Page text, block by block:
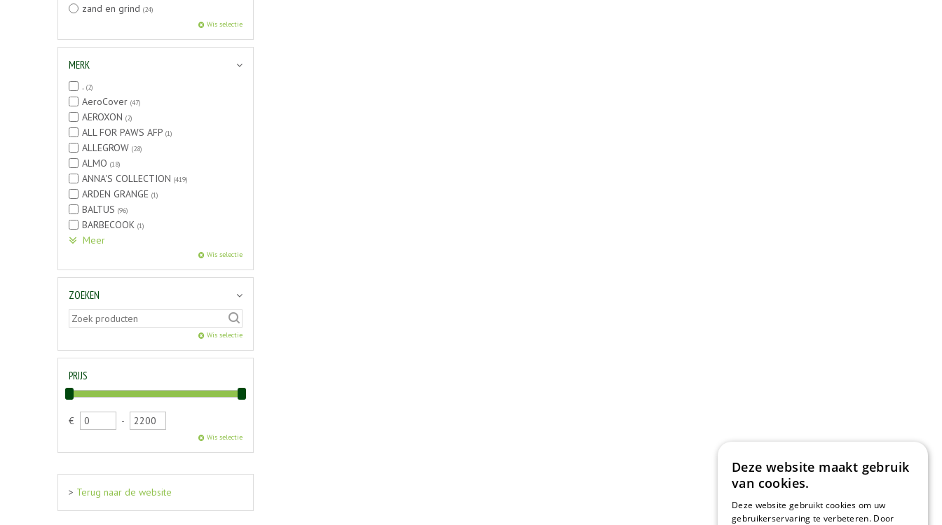
zand en grind (24)
Wis selectie
MERK
. (2)
AeroCover (47)
AEROXON (2)
ALL FOR PAWS AFP (1)
ALLEGROW (28)
ALMO (18)
ANNA'S COLLECTION (419)
ARDEN GRANGE (1)
BALTUS (96)
BARBECOOK (1)
Meer
Wis selectie
ZOEKEN
Wis selectie
PRIJS
€ -
Wis selectie
> Terug naar de website
Deze website maakt gebruik
van cookies.
Deze website gebruikt cookies om uw
gebruikerservaring te verbeteren. Door